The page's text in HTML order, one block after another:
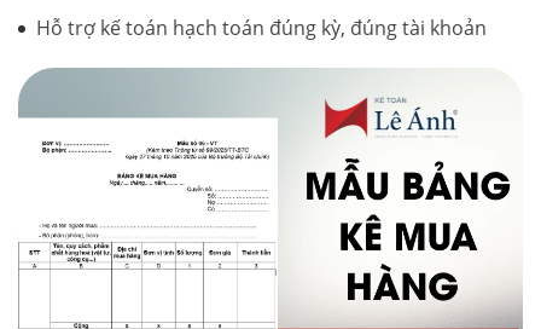
Hỗ trợ kế toán hạch toán đúng kỳ, đúng tài khoản